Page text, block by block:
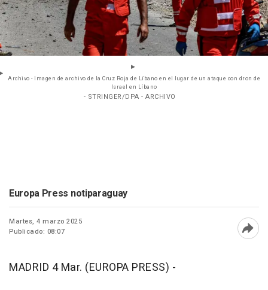
Archivo - Imagen de archivo de la Cruz Roja de Líbano en el lugar de un ataque con dron de
Israel en Líbano
- STRINGER/DPA - ARCHIVO
Europa Press notiparaguay
Martes, 4 marzo 2025
Publicado: 08:07
MADRID 4 Mar. (EUROPA PRESS) -